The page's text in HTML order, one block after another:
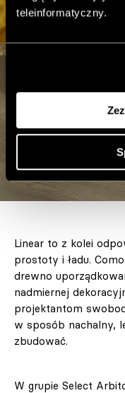
teleinformatyczny.
Linear to z kolei
prostoty i ładu.
drewno
nadmiernej
projektantom
w sposób nachalny,
zbudować.
W grupie Select